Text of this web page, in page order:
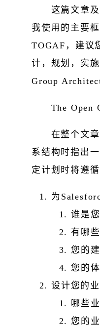
这篇文章
我使用的主要
TOGAF，建议
计，规划，实
Group
The Open
在整个文
系结构时指出
定计划时将遵循
为
谁是
有哪
您的
您的
设计您的
哪些
您的